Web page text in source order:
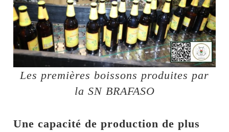
Les premières boissons produites par
la SN BRAFASO
Une capacité de production de plus